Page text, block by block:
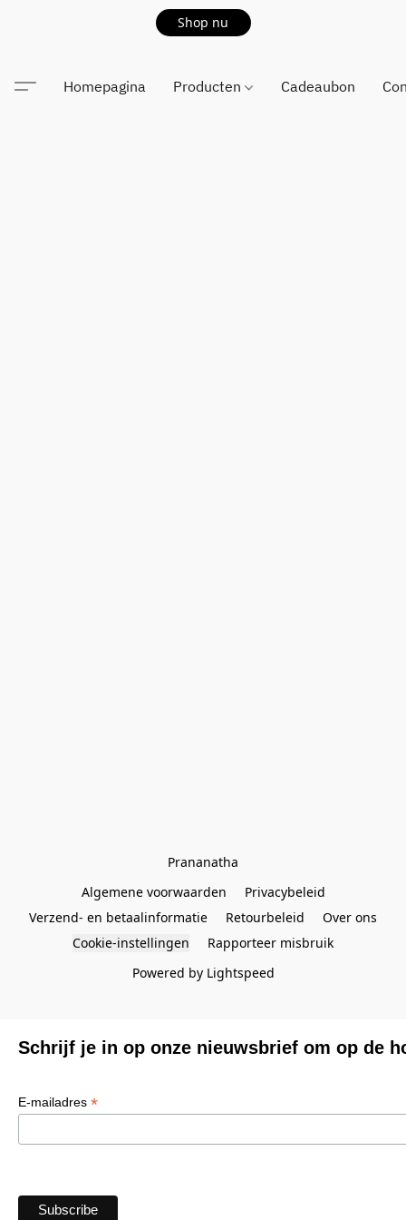
Shop nu
Homepagina Producten Cadeaubon
Prananatha
Algemene voorwaarden
Privacybeleid
Verzend- en betaalinformatie
Retourbeleid
Over ons
Cookie-instellingen
Rapporteer misbruik
Powered by Lightspeed
Schrijf je in op onze nieuwsbrief om op de
E-mailadres *